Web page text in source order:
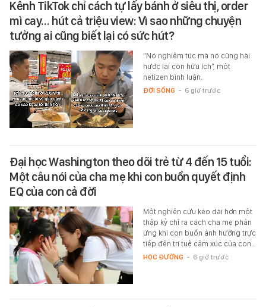
Kênh TikTok chỉ cách tự lấy bánh ở siêu thị, order
mì cay… hút cả triệu view: Vì sao những chuyện
tưởng ai cũng biết lại có sức hút?
“Nó nghiêm túc mà nó cũng hài
hước lại còn hữu ích”, một
netizen bình luận.
ĐỜI SỐNG - 6 giờ trước
Đại học Washington theo dõi trẻ từ 4 đến 15 tuổi:
Một câu nói của cha mẹ khi con buồn quyết định
EQ của con cả đời
Một nghiên cứu kéo dài hơn một
thập kỷ chỉ ra cách cha mẹ phản
ứng khi con buồn ảnh hưởng trực
tiếp đến trí tuệ cảm xúc của con…
HỌC ĐƯỜNG - 6 giờ trước